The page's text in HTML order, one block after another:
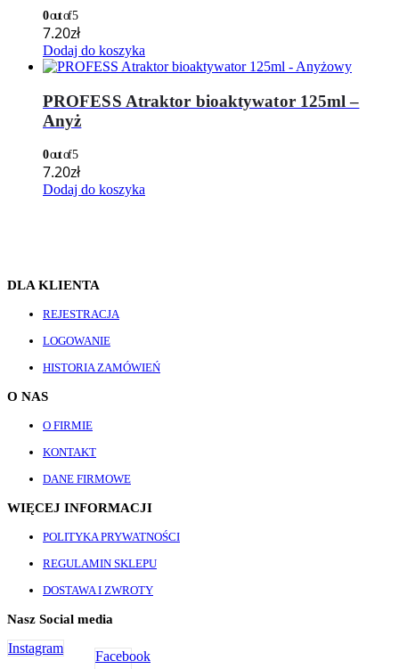
0out of 5
7.20zł
Dodaj do koszyka
PROFESS Atraktor bioaktywator 125ml –
Anyż
0out of 5
7.20zł
Dodaj do koszyka
DLA KLIENTA
REJESTRACJA
LOGOWANIE
HISTORIA ZAMÓWIEŃ
O NAS
O FIRMIE
KONTAKT
DANE FIRMOWE
WIĘCEJ INFORMACJI
POLITYKA PRYWATNOŚCI
REGULAMIN SKLEPU
DOSTAWA I ZWROTY
Nasz Social media
Facebook
Instagram